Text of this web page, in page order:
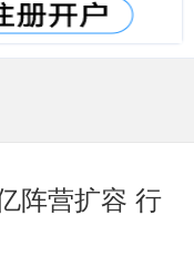
阵营扩容 行